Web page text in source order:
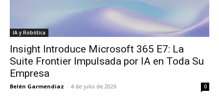
IA y Robótica
Insight Introduce Microsoft 365 E7: La
Suite Frontier Impulsada por IA en Toda Su
Empresa
Belén Garmendiaz - 4 de julio de 2026 0